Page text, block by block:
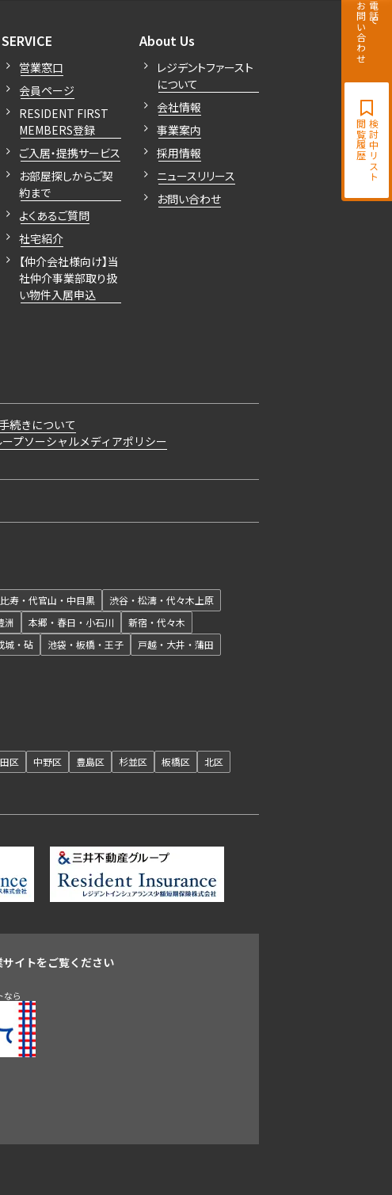
電話で
お問い合わせ
検討中リスト
閲覧履歴
SERVICE
営業窓口
会員ページ
RESIDENT FIRST
MEMBERS登録
ご入居・提携サービス
お部屋探しからご契
約まで
よくあるご質問
社宅紹介
【仲介会社様向け】当
社仲介事業部取り扱
い物件入居申込
About Us
レジデントファースト
について
会社情報
事業案内
採用情報
ニュースリリース
お問い合わせ
続きについて
プソーシャルメディアポリシー
寿・代官山・中目黒
渋谷・松濤・代々木上原
洲 本郷・春日・小石川
新宿・代々木
城・砧 池袋・板橋・王子 戸越・大井・蒲田
区 中野区 豊島区 杉並区 板橋区
北区
イトをご覧ください
なら